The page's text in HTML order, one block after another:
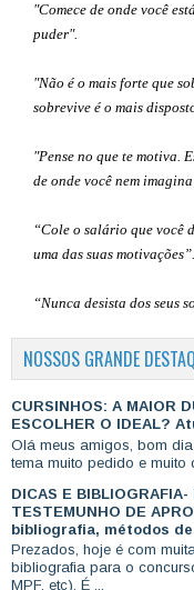
"Comece de onde você
puder".
"Não é o mais forte que
sobrevive é o mais
"Pense no que te motiva.
de onde você nem
“Cole o salário que você
uma das suas motivações”.
“Nunca desista dos seus
NOSSOS GRANDE
CURSINHOS: A MAIOR
ESCOLHER O IDEAL?
Olá meus amigos, bom
tema muito pedido e muito
DICAS E
TESTEMUNHO DE
bibliografia, métodos
Prezados, hoje é com
bibliografia para o
MPF, etc). É ...